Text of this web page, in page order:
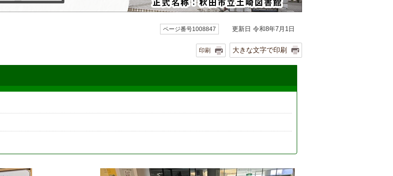
ページ番号1008847 更新日 令和8年7月1日
印刷 大きな文字で印刷